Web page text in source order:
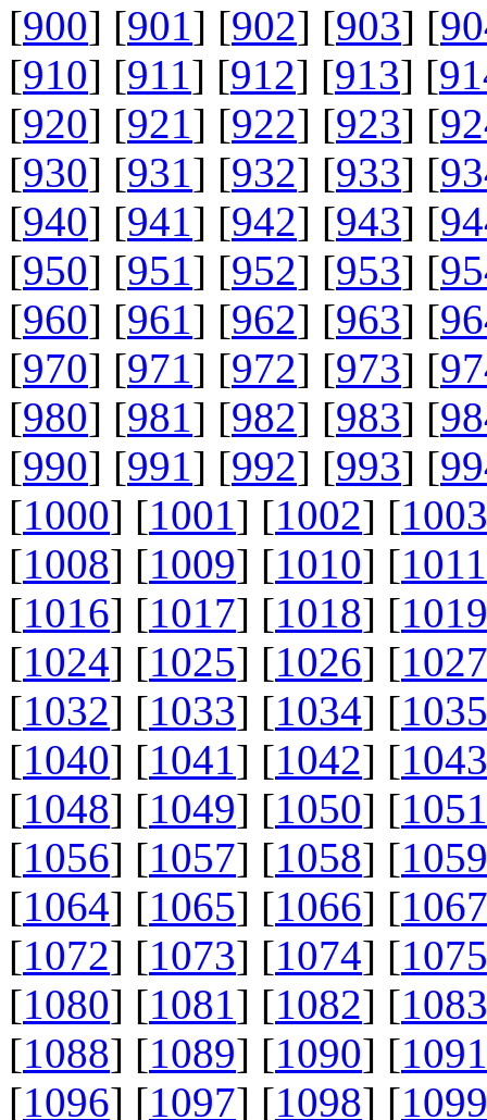
[900] [901] [902] [903] [
[910] [911] [912] [913] [
[920] [921] [922] [923] [
[930] [931] [932] [933] [
[940] [941] [942] [943] [
[950] [951] [952] [953] [
[960] [961] [962] [963] [
[970] [971] [972] [973] [
[980] [981] [982] [983] [
[990] [991] [992] [993] [
[1000] [1001] [1002] [1003
[1008] [1009] [1010] [1011
[1016] [1017] [1018] [1019
[1024] [1025] [1026] [1027
[1032] [1033] [1034] [1035
[1040] [1041] [1042] [1043
[1048] [1049] [1050] [1051
[1056] [1057] [1058] [1059
[1064] [1065] [1066] [1067
[1072] [1073] [1074] [1075
[1080] [1081] [1082] [1083
[1088] [1089] [1090] [1091
[1096] [1097] [1098] [1099